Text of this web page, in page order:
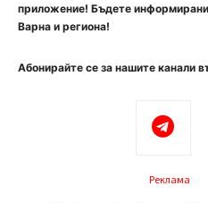
приложение! Бъдете
Варна и региона!
Абонирайте се за нашите канали
Реклама